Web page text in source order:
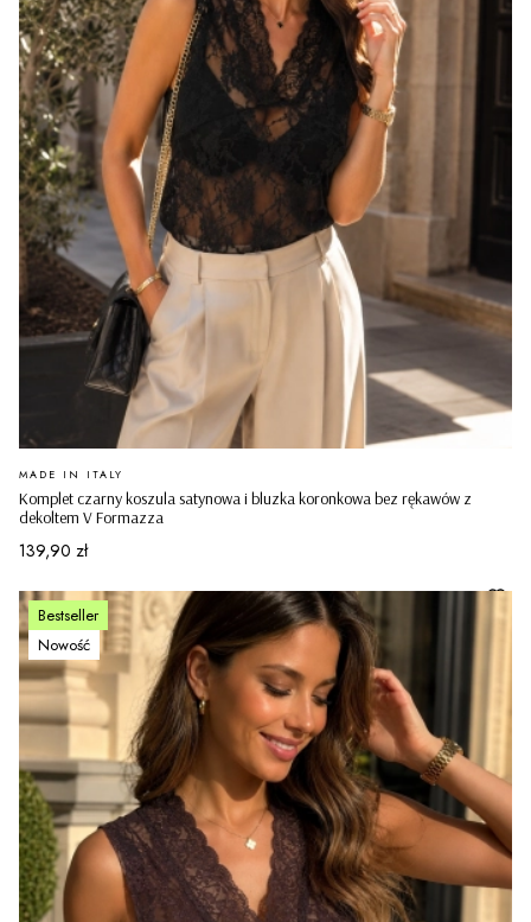
Komplet czarny koszula satynowa i bluzka koronkowa bez rękawów z
dekoltem V Formazza
PRODUCENT
MADE IN ITALY
Cena
139,90 zł
Bestseller
Nowość